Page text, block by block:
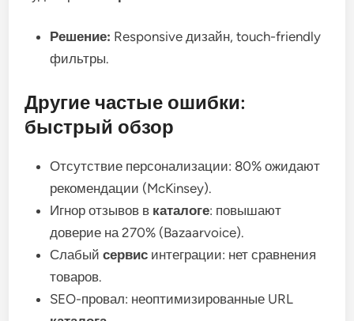
Решение: Responsive дизайн, touch-friendly
фильтры.
Другие частые ошибки:
быстрый обзор
Отсутствие персонализации: 80% ожидают
рекомендации (McKinsey).
Игнор отзывов в каталоге: повышают
доверие на 270% (Bazaarvoice).
Слабыйсервис интеграции: нет сравнения
товаров.
SEO-провал: неоптимизированные URL